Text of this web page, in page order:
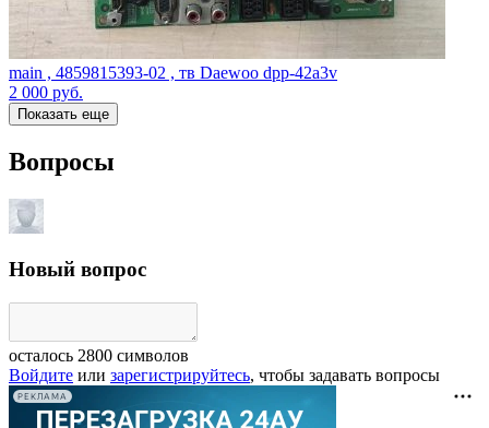
main , 4859815393-02 , тв Daewoo dpp-42a3v
2 000 руб.
Показать еще
Вопросы
Новый вопрос
осталось 2800 символов
Войдите или зарегистрируйтесь, чтобы задавать вопросы
РЕКЛАМА